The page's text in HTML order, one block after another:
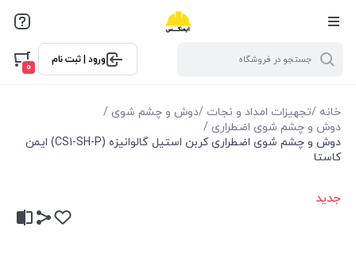
ورود | ثبت نام
0
خانه /تجهیزات امداد و نجات /دوش و چشم شوی /
دوش و چشم شوی اضطراری /
دوش و چشم شوی اضطراری کربن استیل گالوانیزه (CS1-SH-P) ایمن
کاستا
جدید